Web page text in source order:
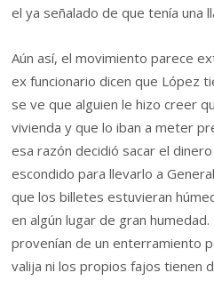
el ya señalado de que tenía una
Aún así, el movimiento parece
ex funcionario dicen que López
se ve que alguien le hizo creer
vivienda y que lo iban a meter
esa razón decidió sacar el
escondido para llevarlo a
que los billetes estuvieran
en algún lugar de gran
provenían de un enterramiento
valija ni los propios fajos tienen